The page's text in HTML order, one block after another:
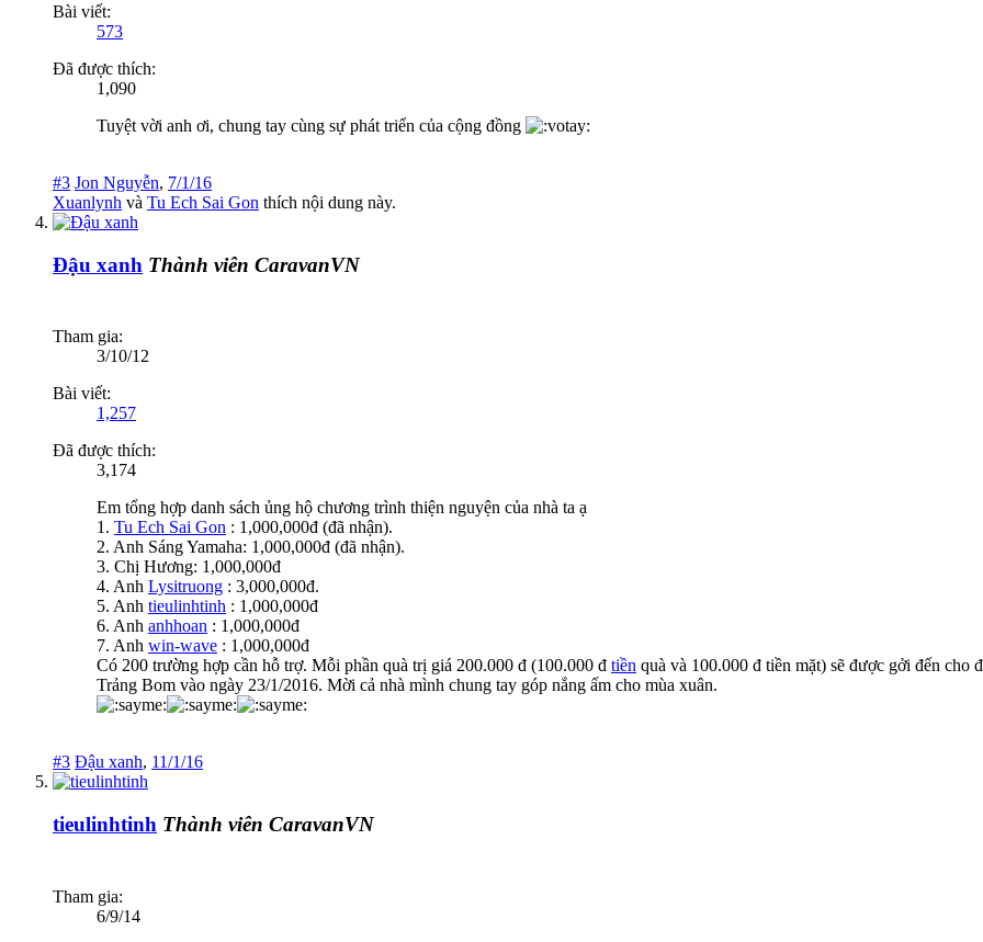
Bài viết:
573
Đã được thích:
1,090
Tuyệt vời anh ơi, chung tay cùng sự phát triển của cộng đồng
#3 Jon Nguyễn, 7/1/16
Xuanlynh và Tu Ech Sai Gon thích nội dung này.
Đậu xanh Thành viên CaravanVN
Tham gia:
3/10/12
Bài viết:
1,257
Đã được thích:
3,174
Em tổng hợp danh sách ủng hộ chương trình thiện nguyện của nhà ta ạ
1. Tu Ech Sai Gon : 1,000,000đ (đã nhận).
2. Anh Sáng Yamaha: 1,000,000đ (đã nhận).
3. Chị Hương: 1,000,000đ
4. Anh Lysitruong : 3,000,000đ.
5. Anh tieulinhtinh : 1,000,000đ
6. Anh anhhoan : 1,000,000đ
7. Anh win-wave : 1,000,000đ
Có 200 trường hợp cần hỗ trợ. Mỗi phần quà trị giá 200.000 đ (100.000 đ tiền quà và 100.000 đ tiền mặt) sẽ được gởi đến cho
Trảng Bom vào ngày 23/1/2016. Mời cả nhà mình chung tay góp nắng ấm cho mùa xuân.
#3 Đậu xanh, 11/1/16
tieulinhtinh Thành viên CaravanVN
Tham gia:
6/9/14